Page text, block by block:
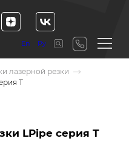
En Ру
лазерной резки
T
LPipe серия T